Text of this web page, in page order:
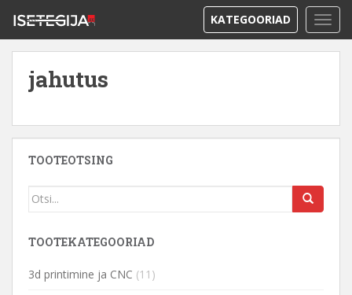
KATEGOORIAD
jahutus
TOOTEOTSING
TOOTEKATEGOORIAD
3d printimine ja CNC (11)